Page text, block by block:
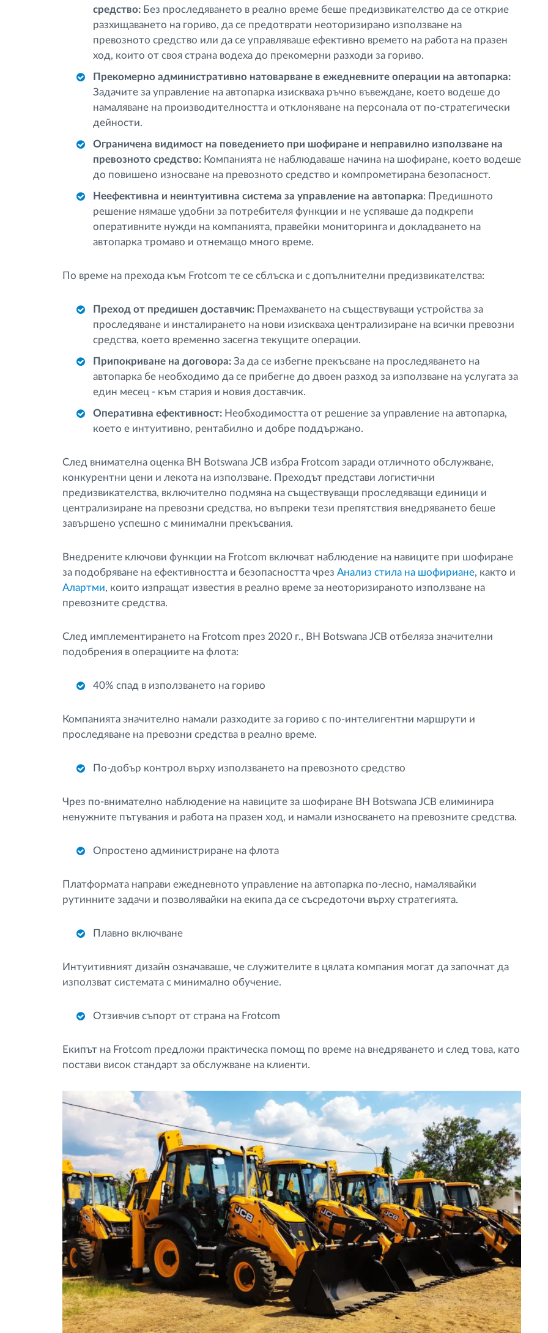
средство: Без проследяването в реално време беше предизвикателство да се открие
разхищаването на гориво, да се предотврати неоторизирано използване на
превозното средство или да се управляваше ефективно времето на работа на празен
ход, които от своя страна водеха до прекомерни разходи за гориво.
Прекомерно административно натоварване в ежедневните операции на автопарка:
Задачите за управление на автопарка изискваха ръчно въвеждане, което водеше до
намаляване на производителността и отклоняване на персонала от по-стратегически
дейности.
Ограничена видимост на поведението при шофиране и неправилно използване на
превозното средство: Компанията не наблюдаваше начина на шофиране, което водеше
до повишено износване на превозното средство и компрометирана безопасност.
Неефективна и неинтуитивна система за управление на автопарка: Предишното
решение нямаше удобни за потребителя функции и не успяваше да подкрепи
оперативните нужди на компанията, правейки мониторинга и докладването на
автопарка тромаво и отнемащо много време.
По време на прехода към Frotcom те се сблъска и с допълнителни предизвикателства:
Преход от предишен доставчик: Премахването на съществуващи устройства за
проследяване и инсталирането на нови изискваха централизиране на всички превозни
средства, което временно засегна текущите операции.
Припокриване на договора: За да се избегне прекъсване на проследяването на
автопарка бе необходимо да се прибегне до двоен разход за използване на услугата за
един месец - към стария и новия доставчик.
Оперативна ефективност: Необходимостта от решение за управление на автопарка,
което е интуитивно, рентабилно и добре поддържано.
След внимателна оценка BH Botswana JCB избра Frotcom заради отличното обслужване,
конкурентни цени и лекота на използване. Преходът представи логистични
предизвикателства, включително подмяна на съществуващи проследяващи единици и
централизиране на превозни средства, но въпреки тези препятствия внедряването беше
завършено успешно с минимални прекъсвания.
Внедрените ключови функции на Frotcom включват наблюдение на навиците при шофиране
за подобряване на ефективността и безопасността чрез Анализ стила на шофириане, както и
Алартми, които изпращат известия в реално време за неоторизираното използване на
превозните средства.
След имплементирането на Frotcom през 2020 г., BH Botswana JCB отбеляза значителни
подобрения в операциите на флота:
40% спад в използването на гориво
Компанията значително намали разходите за гориво с по-интелигентни маршрути и
проследяване на превозни средства в реално време.
По-добър контрол върху използването на превозното средство
Чрез по-внимателно наблюдение на навиците за шофиране BH Botswana JCB елиминира
ненужните пътувания и работа на празен ход, и намали износването на превозните средства.
Опростено администриране на флота
Платформата направи ежедневното управление на автопарка по-лесно, намалявайки
рутинните задачи и позволявайки на екипа да се съсредоточи върху стратегията.
Плавно включване
Интуитивният дизайн означаваше, че служителите в цялата компания могат да започнат да
използват системата с минимално обучение.
Отзивчив съпорт от страна на Frotcom
Екипът на Frotcom предложи практическа помощ по време на внедряването и след това, като
постави висок стандарт за обслужване на клиенти.